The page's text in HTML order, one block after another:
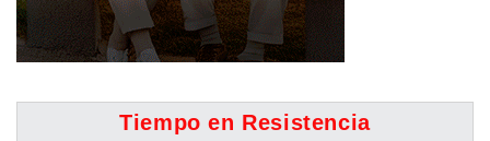
Tiempo en Resistencia